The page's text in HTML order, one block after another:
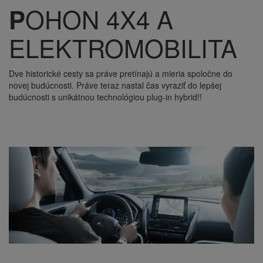
POHON 4X4 A
ELEKTROMOBILITA
Dve historické cesty sa práve pretínajú a mieria spoločne do
novej budúcnosti. Práve teraz nastal čas vyraziť do lepšej
budúcnosti s unikátnou technológiou plug-in hybrid!!